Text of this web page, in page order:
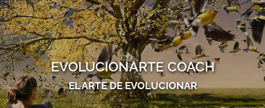
EVOLUCIONARTE COACH
EL ARTE DE EVOLUCIONAR